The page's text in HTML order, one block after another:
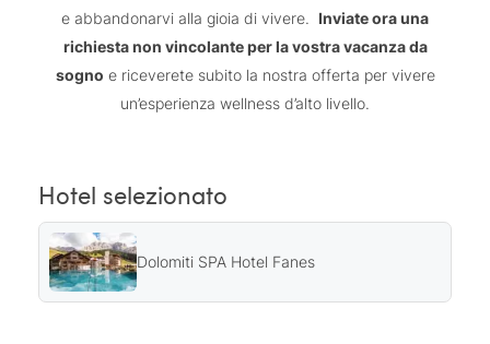
e abbandonarvi alla gioia di vivere. Inviate ora una
richiesta non vincolante per la vostra vacanza da
sogno e riceverete subito la nostra offerta per vivere
un’esperienza wellness d’alto livello.
Hotel selezionato
Dolomiti SPA Hotel Fanes